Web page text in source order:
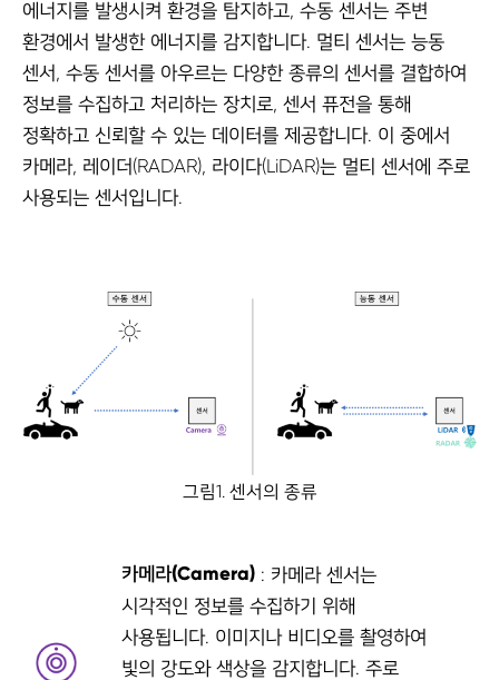
에너지를 발생시켜 환경을 탐지하고, 수동 센서는 주변
환경에서 발생한 에너지를 감지합니다. 멀티 센서는 능동
센서, 수동 센서를 아우르는 다양한 종류의 센서를 결합하여
정보를 수집하고 처리하는 장치로, 센서 퓨전을 통해
정확하고 신뢰할 수 있는 데이터를 제공합니다. 이 중에서
카메라, 레이더(RADAR), 라이다(LiDAR)는 멀티 센서에 주로
사용되는 센서입니다.
그림1. 센서의 종류
카메라(Camera): 카메라 센서는
시각적인 정보를 수집하기 위해
사용됩니다. 이미지나 비디오를 촬영하여
빛의 강도와 색상을 감지합니다. 주로